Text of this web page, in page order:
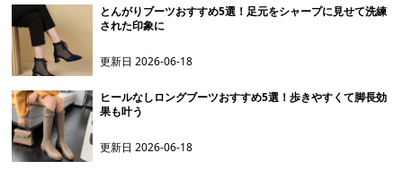
とんがりブーツおすすめ5選！足元をシャープに見せて洗練
された印象に
更新日2026-06-18
ヒールなしロングブーツおすすめ5選！歩きやすくて脚長効
果も叶う
更新日2026-06-18